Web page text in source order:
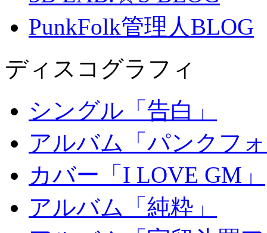
PunkFolk管理人BLOG
ディスコグラフィ
シングル「告白」
アルバム「パンクフ
カバー「I LOVE GM」
アルバム「純粋」